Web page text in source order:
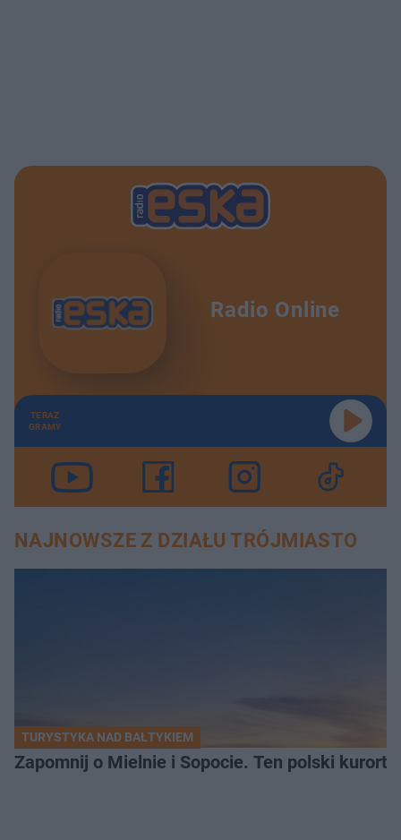
Radio Online
TERAZ
GRAMY
NAJNOWSZE Z DZIAŁU TRÓJMIASTO
TURYSTYKA NAD BAŁTYKIEM
Zapomnij o Mielnie i Sopocie. Ten polski kurort